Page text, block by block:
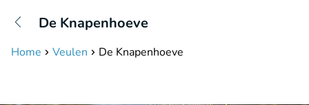
De Knapenhoeve
Home Veulen De Knapenhoeve